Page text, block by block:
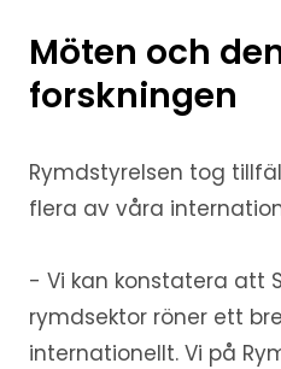
Möten och
forskningen
Rymdstyrelsen tog
flera av våra
- Vi kan konstatera att
rymdsektor röner ett
internationellt. Vi på